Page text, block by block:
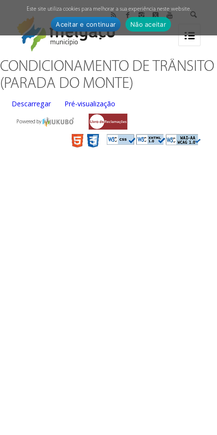
CONDICIONAMENTO DE TRÂNSITO
(PARADA DO MONTE)
Descarregar Pré-visualização
Powered by
Este site utiliza cookies para melhorar a sua experiência neste website.
Aceitar e continuar Não aceitar